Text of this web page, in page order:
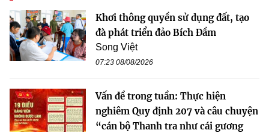
Khơi thông quyền sử dụng đất, tạo
đà phát triển đảo Bích Đầm
Song Việt
07:23 08/08/2026
Vấn đề trong tuần: Thực hiện
nghiêm Quy định 207 và câu chuyện
“cán bộ Thanh tra như cái gương